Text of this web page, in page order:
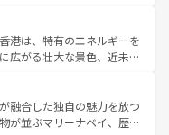
トナムコーヒーなどは、ぜ
を訪れてもあたたかい人々
きっと忘れられない旅にな
はチェンマイなどの山岳地
プーケットやクラビの美し
むことができる。タイ料理
どの季節にも異なる楽しみ
イの人々、仏教を中心とし
が、訪れる旅人を魅了し続
港は、特有のエネルギーを
広がる壮大な景色、近未来
ず。観光スポットが密集し
れるのも魅力。息をのむよ
、香港を存分に楽しみ尽く
融合した独自の魅力を放つ
が並ぶマリーナベイ、歴史